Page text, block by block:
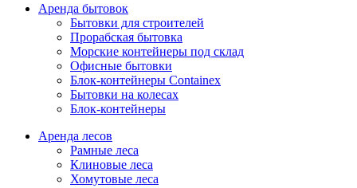
Аренда бытовок
Бытовки для строителей
Прорабская бытовка
Морские контейнеры под склад
Офисные бытовки
Блок-контейнеры Containex
Бытовки на колесах
Блок-контейнеры
Аренда лесов
Рамные леса
Клиновые леса
Хомутовые леса